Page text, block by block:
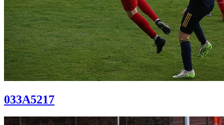
033A5217